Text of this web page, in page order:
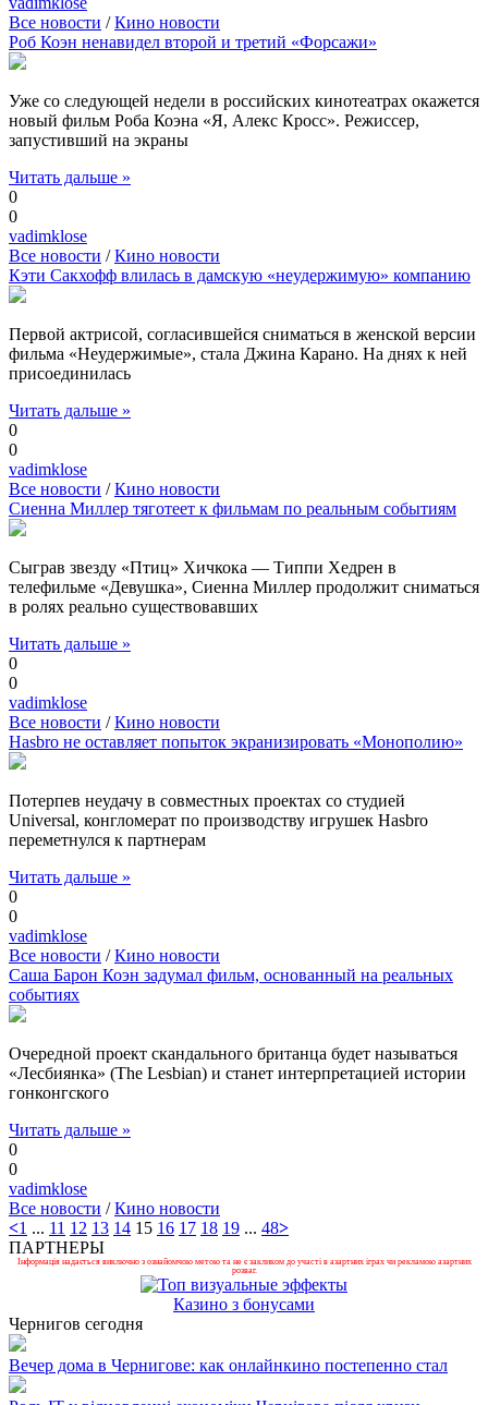
Все новости /Кино новости
Роб Коэн ненавидел второй и третий «Форсажи»
Уже со следующей недели в российских кинотеатрах окажется
новый фильм Роба Коэна «Я, Алекс Кросс». Режиссер,
запустивший на экраны
Читать дальше »
0
0
vadimklose
Все новости /Кино новости
Кэти Сакхофф влилась в дамскую «неудержимую» компанию
Первой актрисой, согласившейся сниматься в женской версии
фильма «Неудержимые», стала Джина Карано. На днях к ней
присоединилась
Читать дальше »
0
0
vadimklose
Все новости /Кино новости
Сиенна Миллер тяготеет к фильмам по реальным событиям
Сыграв звезду «Птиц» Хичкока — Типпи Хедрен в
телефильме «Девушка», Сиенна Миллер продолжит сниматься
в ролях реально существовавших
Читать дальше »
0
0
vadimklose
Все новости /Кино новости
Hasbro не оставляет попыток экранизировать «Монополию»
Потерпев неудачу в совместных проектах со студией
Universal, конгломерат по производству игрушек Hasbro
переметнулся к партнерам
Читать дальше »
0
0
vadimklose
Все новости /Кино новости
Саша Барон Коэн задумал фильм, основанный на реальных
событиях
Очередной проект скандального британца будет называться
«Лесбиянка» (The Lesbian) и станет интерпретацией истории
гонконгского
Читать дальше »
0
0
vadimklose
Все новости /Кино новости
<1 ... 11 12 13 14 15 16 17 18 19 ... 48>
ПАРТНЕРЫ
Інформація надається виключно з ознайомчою метою та не є закликом до участі в азартних іграх чи рекламою азартних
розваг.
Казино з бонусами
Чернигов сегодня
Вечер дома в Чернигове: как онлайнкино постепенно стал